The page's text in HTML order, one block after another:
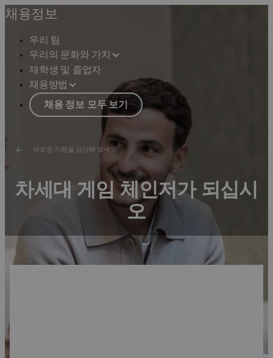
채용정보
우리 팀
우리의 문화와 가치
재학생 및 졸업자
채용방법
채용 정보 모두 보기
새로운 지평을 상상해 보세요
차세대 게임 체인저가 되십시
오